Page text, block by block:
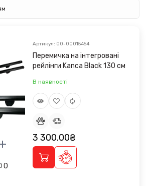
0
Артикул: 00-00015454
Перемичка на інтегровані
рейлінги Kanca Black 130 см
В наявності
3 300.00₴